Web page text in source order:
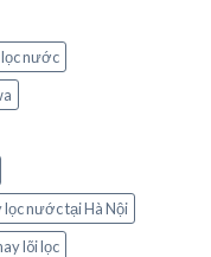
lọc nước
lọc nước tại Hà Nội
lõi lọc